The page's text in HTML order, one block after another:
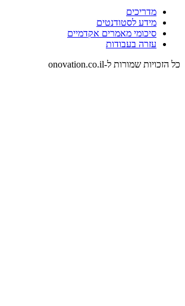
מדריכים
מידע לסטודנטים
סיכומי מאמרים אקדמיים
עזרה בעבודות
כל הזכויות שמורות ל-onovation.co.il